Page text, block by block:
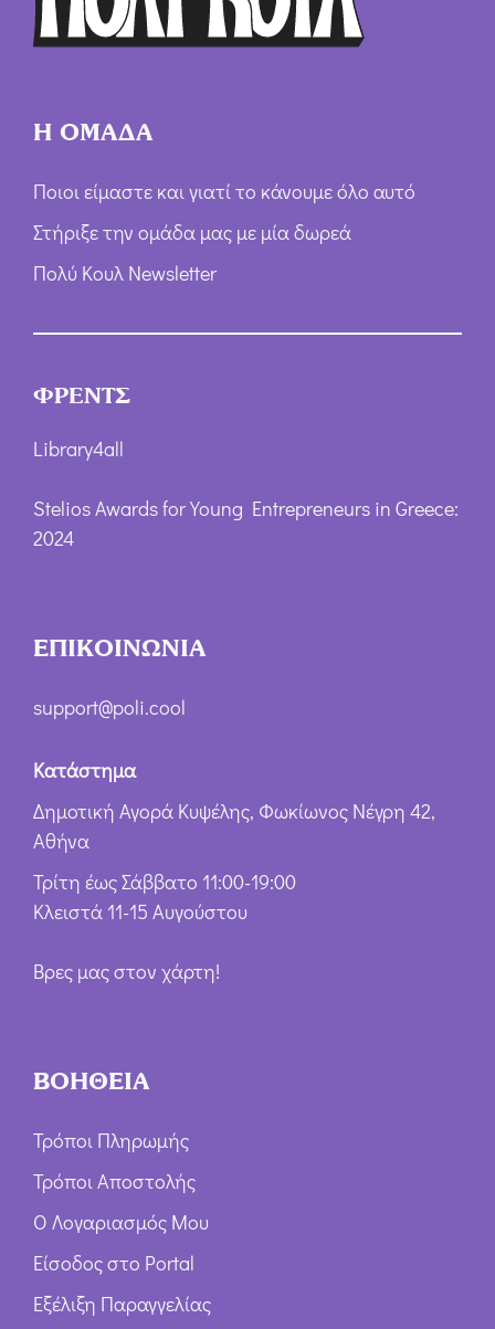
Η ΟΜΑΔΑ
Ποιοι είμαστε και γιατί το κάνουμε όλο αυτό
Στήριξε την ομάδα μας με μία δωρεά
Πολύ Κουλ Newsletter
ΦΡΕΝΤΣ
Library4all
Stelios Awards for Young Entrepreneurs in Greece:
2024
ΕΠΙΚΟΙΝΩΝΙΑ
support@poli.cool
Κατάστημα
Δημοτική Αγορά Κυψέλης, Φωκίωνος Νέγρη 42,
Αθήνα
Τρίτη έως Σάββατο 11:00-19:00
Κλειστά 11-15 Αυγούστου
Βρες μας στον χάρτη!
ΒΟΗΘΕΙΑ
Τρόποι Πληρωμής
Τρόποι Αποστολής
Ο Λογαριασμός Μου
Είσοδος στο Portal
Εξέλιξη Παραγγελίας